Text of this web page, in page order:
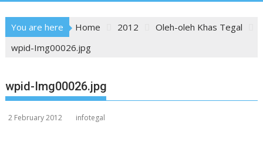
You are here Home 2012
Oleh-oleh Khas Tegal
wpid-Img00026.jpg
wpid-Img00026.jpg
2 February 2012 infotegal